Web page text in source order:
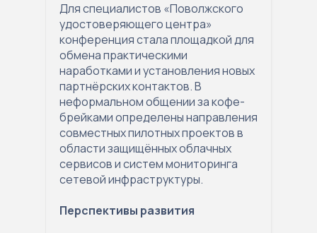
Для специалистов «Поволжского
удостоверяющего центра»
конференция стала площадкой для
обмена практическими
наработками и установления новых
партнёрских контактов. В
неформальном общении за кофе-
брейками определены направления
совместных пилотных проектов в
области защищённых облачных
сервисов и систем мониторинга
сетевой инфраструктуры.
Перспективы развития